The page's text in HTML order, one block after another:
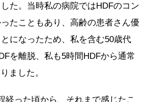
た。当時私の病院ではHDFのコン
たこともあり、高齢の患者さん優
になったため、私を含む50歳代
を離脱、私も5時間HDFから通常
ました。
経った頃から、それまで感じたこ